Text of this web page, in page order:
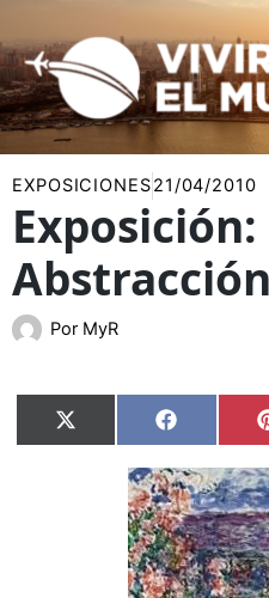
al
contenido
EXPOSICIONES21/04/2010
Por MyR
Compartir
en
X
(Twitter)
Compartir
en
Facebook